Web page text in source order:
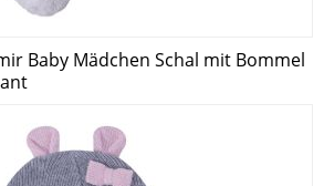
Baby Mädchen Schal mit Bommel